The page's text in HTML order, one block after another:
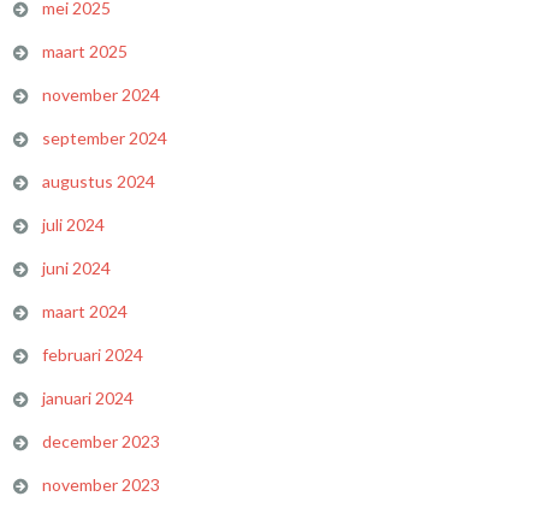
mei 2025
maart 2025
november 2024
september 2024
augustus 2024
juli 2024
juni 2024
maart 2024
februari 2024
januari 2024
december 2023
november 2023